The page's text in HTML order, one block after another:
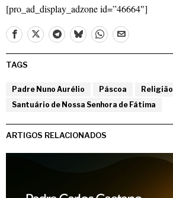
[pro_ad_display_adzone id=”46664″]
TAGS
Padre Nuno Aurélio Páscoa
Religião
Santuário de Nossa Senhora de Fátima
ARTIGOS RELACIONADOS